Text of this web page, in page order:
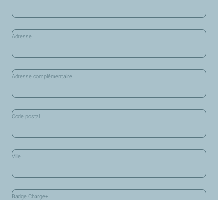
Adresse
Adresse complémentaire
Code postal
Ville
Badge Charge+